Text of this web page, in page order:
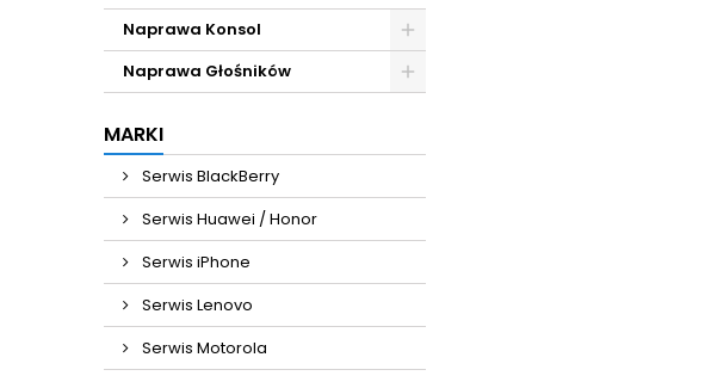
Naprawa Konsol
Naprawa Głośników
MARKI
Serwis BlackBerry
Serwis Huawei / Honor
Serwis iPhone
Serwis Lenovo
Serwis Motorola